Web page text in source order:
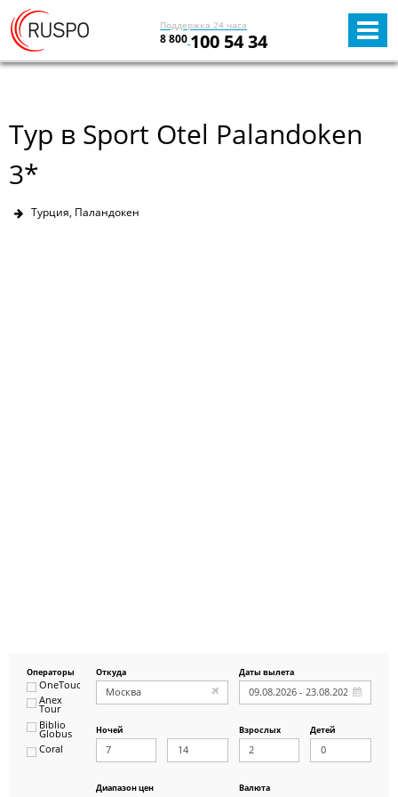
Поддержка 24 часа
8 800 100 54 34
Тур в Sport Otel Palandoken
3*
Турция, Паландокен
Операторы
OneTouch&Travel
Anex
Tour
Biblio
Globus
Coral
Откуда Даты вылета
Ночей Взрослых Детей
Диапазон цен
Валюта